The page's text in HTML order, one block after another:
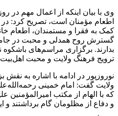
وی با بیان اینکه از اعمال مهم در
اطعام مؤمنان است، تصریح کرد:
کمک به فقرا و مستمندان، اطعام
گسترش روح همدلی و محبت در
بدارند. برگزاری مراسم‌های
ترویج فرهنگ ولایت و محبت اهل‌بیت
نوروزپور در ادامه با اشاره به
ولایت گفت: امام خمینی
که با الهام از مکتب امیرالمؤمنین
و دفاع از مظلومان گام برداشتند و